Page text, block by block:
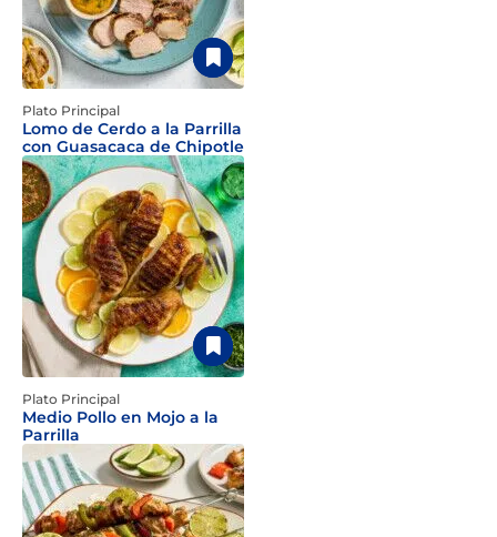
Plato Principal
Lomo de Cerdo a la Parrilla
con Guasacaca de Chipotle
Plato Principal
Medio Pollo en Mojo a la
Parrilla